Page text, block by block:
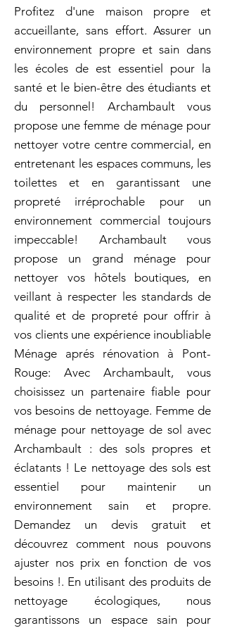
Profitez d'une maison propre et
accueillante, sans effort. Assurer un
environnement propre et sain dans
les écoles de est essentiel pour la
santé et le bien-être des étudiants et
du personnel! Archambault vous
propose une femme de ménage pour
nettoyer votre centre commercial, en
entretenant les espaces communs, les
toilettes et en garantissant une
propreté irréprochable pour un
environnement commercial toujours
impeccable! Archambault vous
propose un grand ménage pour
nettoyer vos hôtels boutiques, en
veillant à respecter les standards de
qualité et de propreté pour offrir à
vos clients une expérience inoubliable
Ménage aprés rénovation à Pont-
Rouge: Avec Archambault, vous
choisissez un partenaire fiable pour
vos besoins de nettoyage. Femme de
ménage pour nettoyage de sol avec
Archambault : des sols propres et
éclatants ! Le nettoyage des sols est
essentiel pour maintenir un
environnement sain et propre.
Demandez un devis gratuit et
découvrez comment nous pouvons
ajuster nos prix en fonction de vos
besoins !. En utilisant des produits de
nettoyage écologiques, nous
garantissons un espace sain pour